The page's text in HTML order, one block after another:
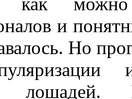
и
Но
лошадей.